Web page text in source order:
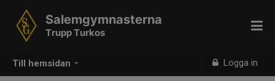
Till hemsidan Logga in
Salemgymnasterna
Trupp Turkos